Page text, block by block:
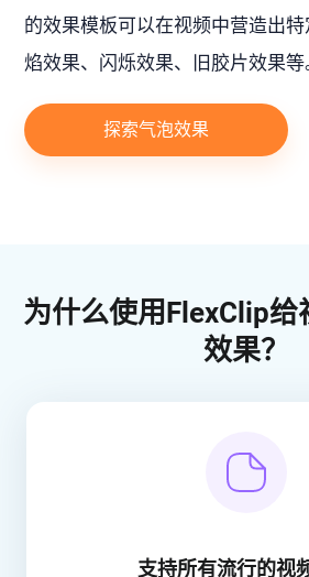
的效果模板可以在视频中营造出
焰效果、闪烁效果、旧胶片效果等
探索气泡效果
为什么使用FlexClip给
效果？
支持所有流行的视